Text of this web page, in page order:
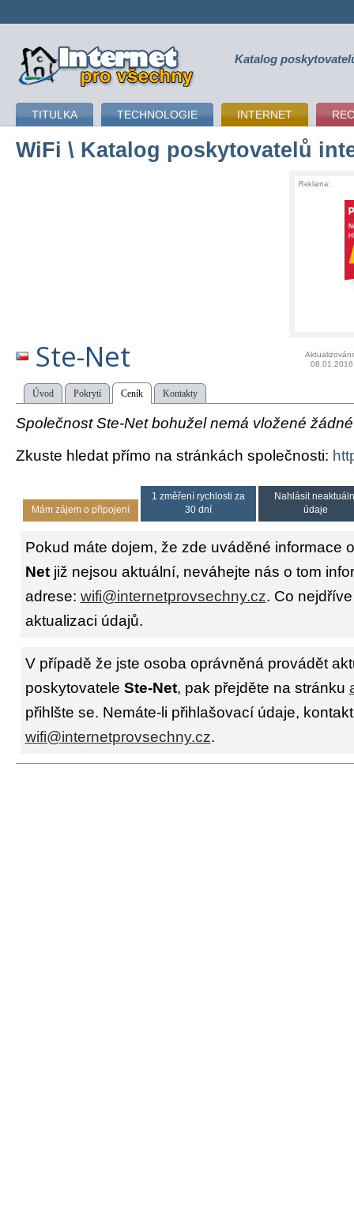
připojení k internetu Katalog
TITULKA TECHNOLOGIE INTERNET
WiFi \ Katalog poskytovatelů
Reklama:
Ste-Net
08.01.2016
Úvod Pokrytí Ceník Kontakty
Společnost Ste-Net bohužel nemá vložené
Zkuste hledat přímo na stránkách společnosti:
Mám zájem o připojení
1 změření rychlosti za
30 dní
Nahlásit
údaje
Pokud máte dojem, že zde uváděné informace
Netjiž nejsou aktuální, neváhejte nás o tom
adrese: wifi@internetprovsechny.cz. Co
aktualizaci údajů.
V případě že jste osoba oprávněná provádět
poskytovatele Ste-Net, pak přejděte na stránku
přihlšte se. Nemáte-li přihlašovací údaje,
wifi@internetprovsechny.cz.